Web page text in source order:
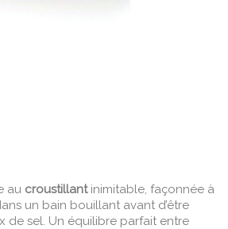
au croustillantinimitable, façonnée à
un bain bouillant avant d’être
de sel. Un équilibre parfait entre